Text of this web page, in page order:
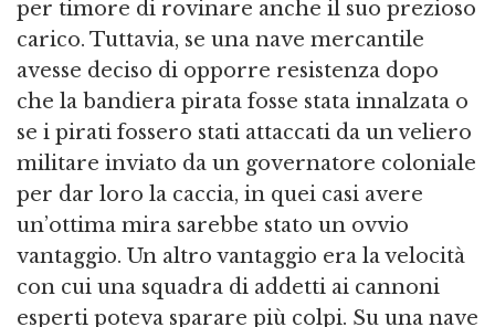
per timore di rovinare anche il suo prezioso
carico. Tuttavia, se una nave mercantile
avesse deciso di opporre resistenza dopo
che la bandiera pirata fosse stata innalzata o
se i pirati fossero stati attaccati da un veliero
militare inviato da un governatore coloniale
per dar loro la caccia, in quei casi avere
un’ottima mira sarebbe stato un ovvio
vantaggio. Un altro vantaggio era la velocità
con cui una squadra di addetti ai cannoni
esperti poteva sparare più colpi. Su una nave